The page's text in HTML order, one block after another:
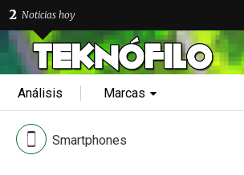
2 Noticias hoy
Análisis Marcas
Smartphones